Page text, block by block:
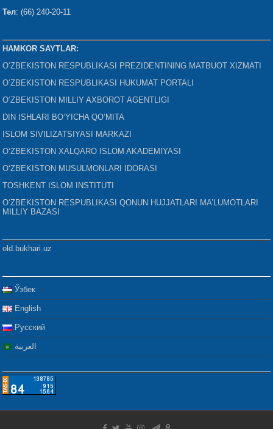
Тел: (66) 240-20-11
HAMKOR SAYTLAR:
O‘ZBEKISTON RESPUBLIKASI PREZIDENTINING MATBUOT XIZMATI
O‘ZBEKISTON RESPUBLIKASI HUKUMAT PORTALI
O‘ZBEKISTON MILLIY AXBOROT AGENTLIGI
DIN ISHLARI BO‘YICHA QO‘MITA
ISLOM SIVILIZATSIYASI MARKAZI
O‘ZBEKISTON XALQARO ISLOM AKADEMIYASI
O‘ZBEKISTON MUSULMONLARI IDORASI
TOSHKENT ISLOM INSTITUTI
O‘ZBEKISTON RESPUBLIKASI QONUN HUJJATLARI MA’LUMOTLARI
MILLIY BAZASI
old.bukhari.uz
Ўзбек
English
Русский
العربية